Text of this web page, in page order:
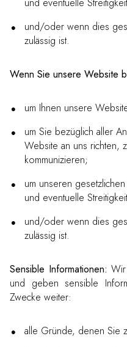
und/oder wenn dies
zulässig ist.
Wenn Sie unsere Website
um Ihnen unsere
um Sie bezüglich aller
Website an uns richten,
kommunizieren;
um unseren
und eventuelle
und/oder wenn dies
zulässig ist.
Sensible Informationen:
und geben sensible
Zwecke weiter:
alle Gründe, denen Sie